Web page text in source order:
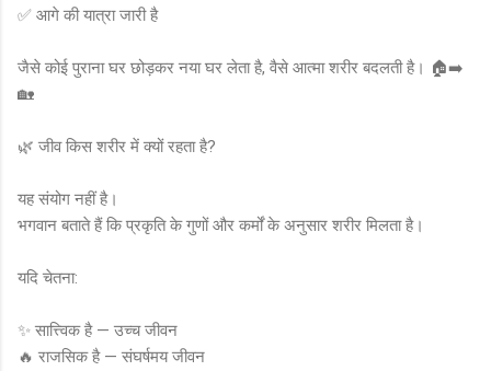
✅ आगे की यात्रा जारी है
जैसे कोई पुराना घर छोड़कर नया घर लेता है, वैसे आत्मा शरीर बदलती है। 🏠➡️
🏡
🌿 जीव किस शरीर में क्यों रहता है?
यह संयोग नहीं है।
भगवान बताते हैं कि प्रकृति के गुणों और कर्मों के अनुसार शरीर मिलता है।
यदि चेतना:
✨ सात्त्विक है — उच्च जीवन
🔥 राजसिक है — संघर्षमय जीवन